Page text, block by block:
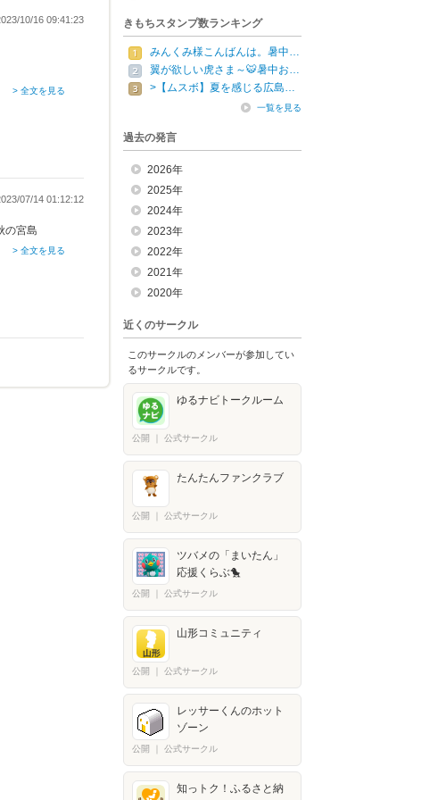
10/16 09:41:23
> 全文を見る
07/14 01:12:12
の宮島
> 全文を見る
きもちスタンプ数ランキング
みんくみ様こんばんは。暑中…
翼が欲しい虎さま～🐯暑中お…
>【ムスボ】夏を感じる広島…
一覧を見る
過去の発言
2026年
2025年
2024年
2023年
2022年
2021年
2020年
近くのサークル
このサークルのメンバーが参加してい
るサークルです。
ゆるナビトークルーム
公開 公式サークル
たんたんファンクラブ
公開 公式サークル
ツバメの「まいたん」
応援くらぶ🐤
公開 公式サークル
山形コミュニティ
公開 公式サークル
レッサーくんのホット
ゾーン
公開 公式サークル
知っトク！ふるさと納